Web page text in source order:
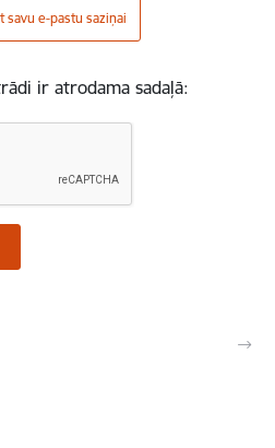
savu e-pastu saziņai
ir atrodama sadaļā: